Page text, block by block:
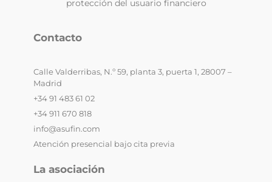
protección del usuario financiero
Contacto
Calle Valderribas, N.º 59, planta 3, puerta 1, 28007 –
Madrid
+34 91 483 61 02
+34 911 670 818
info@asufin.com
Atención presencial bajo cita previa
La asociación